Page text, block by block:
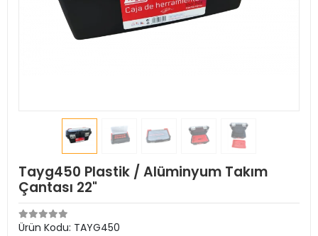
Tayg450 Plastik / Alüminyum Takım
Çantası 22"
Ürün Kodu: TAYG450